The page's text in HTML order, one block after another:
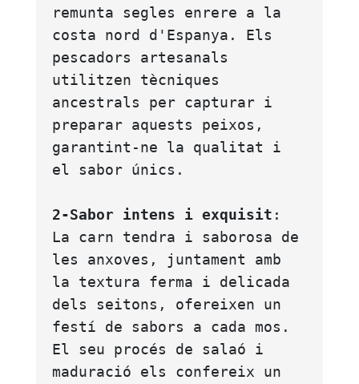
remunta segles enrere a la
costa nord d'Espanya. Els
pescadors artesanals
utilitzen tècniques
ancestrals per capturar i
preparar aquests peixos,
garantint-ne la qualitat i
el sabor únics.
2-Sabor intens i exquisit :
La carn tendra i saborosa de
les anxoves, juntament amb
la textura ferma i delicada
dels seitons, ofereixen un
festí de sabors a cada mos.
El seu procés de salaó i
maduració els confereix un